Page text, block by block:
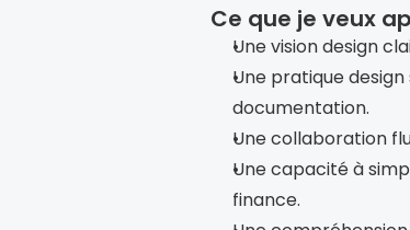
Ce que je veux
Une vision design
Une pratique
documentation.
Une collaboration
Une capacité à
finance.